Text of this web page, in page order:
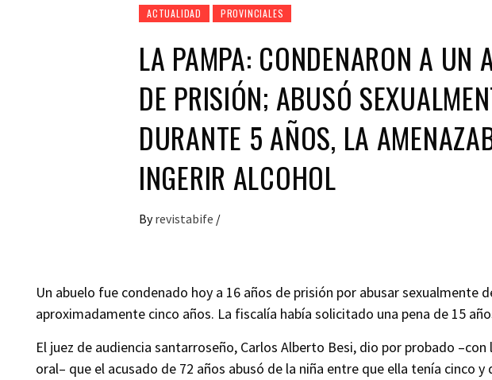
ACTUALIDAD PROVINCIALES
LA PAMPA: CONDENARON A UN
DE PRISIÓN; ABUSÓ
DURANTE 5 AÑOS, LA
INGERIR ALCOHOL
By revistabife /
Un abuelo fue condenado hoy a 16 años de prisión por abusar sexualmente
aproximadamente cinco años. La fiscalía había solicitado una pena de 15
El juez de audiencia santarroseño, Carlos Alberto Besi, dio por probado
oral– que el acusado de 72 años abusó de la niña entre que ella tenía cinco